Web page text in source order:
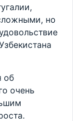
но
об
очень